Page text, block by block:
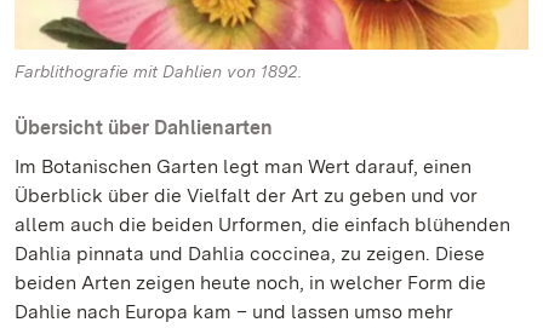
Farblithografie mit Dahlien von 1892.
Übersicht über Dahlienarten
Im Botanischen Garten legt man Wert darauf, einen
Überblick über die Vielfalt der Art zu geben und vor
allem auch die beiden Urformen, die einfach blühenden
Dahlia pinnata und Dahlia coccinea, zu zeigen. Diese
beiden Arten zeigen heute noch, in welcher Form die
Dahlie nach Europa kam – und lassen umso mehr